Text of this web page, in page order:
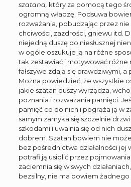
szatana, który za pomocą tego
ogromną władzę. Podsuwa
rozważania, pobudzając przez nie
chciwości, zazdrości, gniewu itd.
niejedną duszę do niesłusznej
w ogóle oszukuje ją na różne
tak zestawiać i motywować różne
fałszywe zdają się prawdziwymi, a
Można powiedzieć, że wszystkie
jakie szatan duszy wyrządza,
poznania i rozważania pamięci.
pamięć co do nich i pogrąża ją w
samym zamyka się szczelnie
szkodami i uwalnia się od nich
dobrem. Szatan bowiem nie
bez pośrednictwa działalności jej
potrafi ją usidlić przez
zaciemnia się w swych
bezsilny, nie ma bowiem